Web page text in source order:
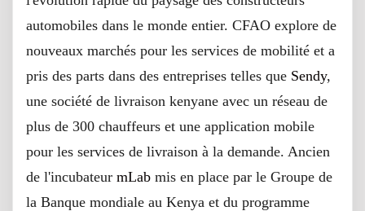
automobiles dans le monde entier. CFAO explore de
nouveaux marchés pour les services de mobilité et a
pris des parts dans des entreprises telles que Sendy,
une société de livraison kenyane avec un réseau de
plus de 300 chauffeurs et une application mobile
pour les services de livraison à la demande. Ancien
de l'incubateur mLab mis en place par le Groupe de
la Banque mondiale au Kenya et du programme